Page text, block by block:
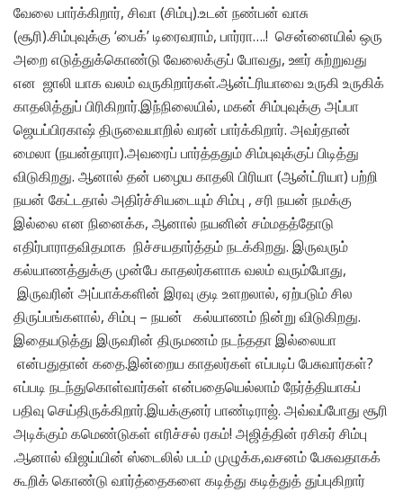
வேலை பார்க்கிறார், சிவா (சிம்பு).உடன் நண்பன் வாசு
(சூரி).சிம்புவுக்கு ‘பைக்’ டிரைவராம், பார்ரா….! சென்னையில் ஒரு
அறை எடுத்துக்கொண்டு வேலைக்குப் போவது, ஊர் சுற்றுவது
என ஜாலி யாக வலம் வருகிறார்கள்.ஆன்ட்ரியாவை உருகி உருகிக்
காதலித்துப் பிரிகிறார்.இந்நிலையில், மகன் சிம்புவுக்கு அப்பா
ஜெயப்பிரகாஷ் திருவையாறில் வரன் பார்க்கிறார். அவர்தான்
மைலா (நயன்தாரா).அவரைப் பார்த்ததும் சிம்புவுக்குப் பிடித்து
விடுகிறது. ஆனால் தன் பழைய காதலி பிரியா (ஆன்ட்ரியா) பற்றி
நயன் கேட்டதால் அதிர்ச்சியடையும் சிம்பு , சரி நயன் நமக்கு
இல்லை என நினைக்க, ஆனால் நயனின் சம்மதத்தோடு
எதிர்பாராதவிதமாக நிச்சயதார்த்தம் நடக்கிறது. இருவரும்
கல்யாணத்துக்கு முன்பே காதலர்களாக வலம் வரும்போது,
இருவரின் அப்பாக்களின் இரவு குடி உளறலால், ஏற்படும் சில
திருப்பங்களால், சிம்பு – நயன் கல்யாணம் நின்று விடுகிறது.
இதையடுத்து இருவரின் திருமணம் நடந்ததா இல்லையா
என்பதுதான் கதை.இன்றைய காதலர்கள் எப்படிப் பேசுவார்கள்?
எப்படி நடந்துகொள்வார்கள் என்பதையெல்லாம் நேர்த்தியாகப்
பதிவு செய்திருக்கிறார்.இயக்குனர் பாண்டிராஜ். அவ்வப்போது சூரி
அடிக்கும் கமெண்டுகள் எரிச்சல் ரகம்! அஜித்தின் ரசிகர் சிம்பு
.ஆனால் விஜய்யின் ஸ்டைலில் படம் முழுக்க,வசனம் பேசுவதாகக்
கூறிக் கொண்டு வார்த்தைகளை கடித்து கடித்துத் துப்புகிறார்